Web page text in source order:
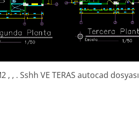
, , . Sshh VE TERAS autocad dosyası